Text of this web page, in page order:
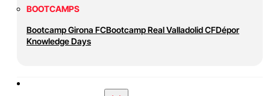
BOOTCAMPS
Bootcamp Girona FCBootcamp Real Valladolid CFDépor
Knowledge Days